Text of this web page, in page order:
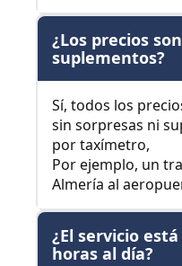
¿Los precios
suplementos?
Sí, todos los
sin sorpresas ni
por taxímetro,
Por ejemplo, un
Almería al
¿El servicio
horas al día?